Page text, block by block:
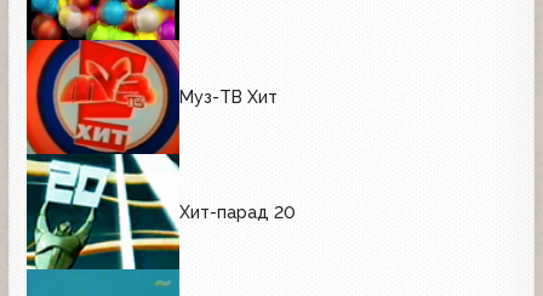
Муз-ТВ Хит
Хит-парад 20